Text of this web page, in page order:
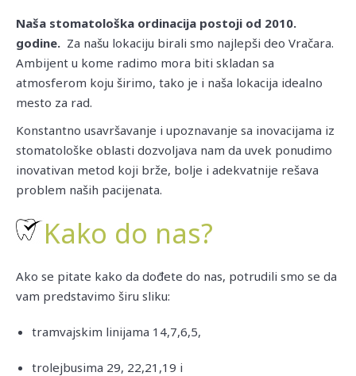
Naša stomatološka ordinacija postoji od 2010.
godine. Za našu lokaciju birali smo najlepši deo Vračara.
Ambijent u kome radimo mora biti skladan sa
atmosferom koju širimo, tako je i naša lokacija idealno
mesto za rad.
Konstantno usavršavanje i upoznavanje sa inovacijama iz
stomatološke oblasti dozvoljava nam da uvek ponudimo
inovativan metod koji brže, bolje i adekvatnije rešava
problem naših pacijenata.
Kako do nas?
Ako se pitate kako da dođete do nas, potrudili smo se da
vam predstavimo širu sliku:
tramvajskim linijama 14,7,6,5,
trolejbusima 29, 22,21,19 i